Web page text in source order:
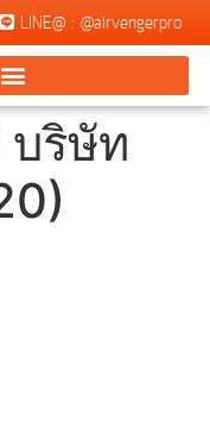
LINE@ : @airvengerpro
บริษัท